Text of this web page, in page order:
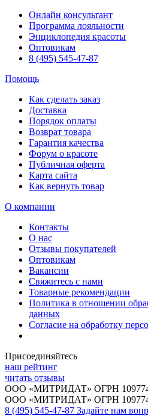
Онлайн консультант
Программа лояльности
Энциклопедия красоты
Оптовикам
8 (495) 545-47-87
Помощь
Как сделать заказ
Доставка
Порядок оплаты
Возврат товара
Гарантия качества
Форум о красоте
Публичная оферта
Карта сайта
Как вернуть товар
О компании
Контакты
О нас
Отзывы покупателей
Оптовикам
Вакансии
Свяжитесь с нами
Товарные рекомендации
Политика в отношении
данных
Согласие на обработку
Присоединяйтесь
наш рейтинг
читать отзывы
ООО «МИТРИДАТ» ОГРН
ООО «МИТРИДАТ» ОГРН
8 (495) 545-47-87 Задайте нам